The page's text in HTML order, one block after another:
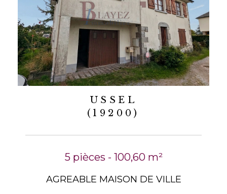
USSEL
(19200)
5 pièces - 100,60 m²
AGREABLE MAISON DE VILLE